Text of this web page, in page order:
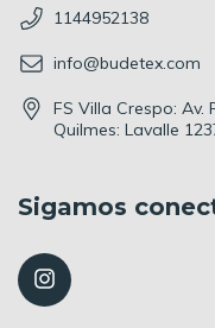
1144952138
info@budetex.com
FS Villa Crespo: Av.
Quilmes: Lavalle
Sigamos